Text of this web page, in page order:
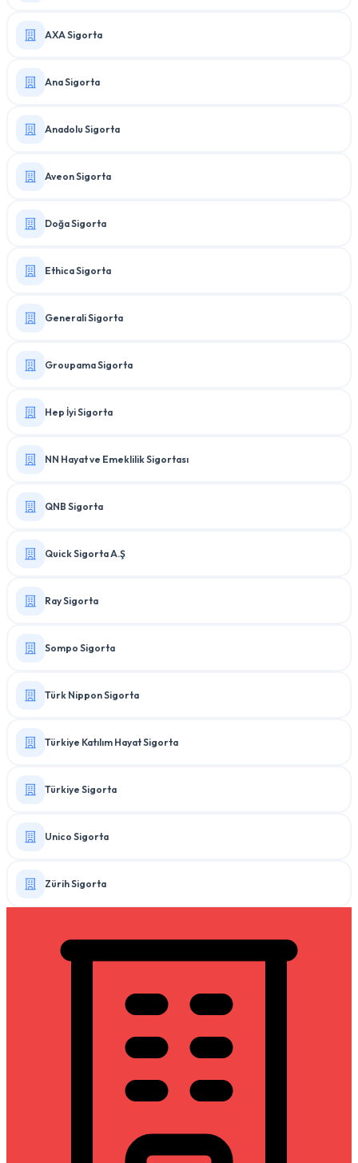
AXA Sigorta
Ana Sigorta
Anadolu Sigorta
Aveon Sigorta
Doğa Sigorta
Ethica Sigorta
Generali Sigorta
Groupama Sigorta
Hep İyi Sigorta
NN Hayat ve Emeklilik Sigortası
QNB Sigorta
Quick Sigorta A.Ş
Ray Sigorta
Sompo Sigorta
Türk Nippon Sigorta
Türkiye Katılım Hayat Sigorta
Türkiye Sigorta
Unico Sigorta
Zürih Sigorta